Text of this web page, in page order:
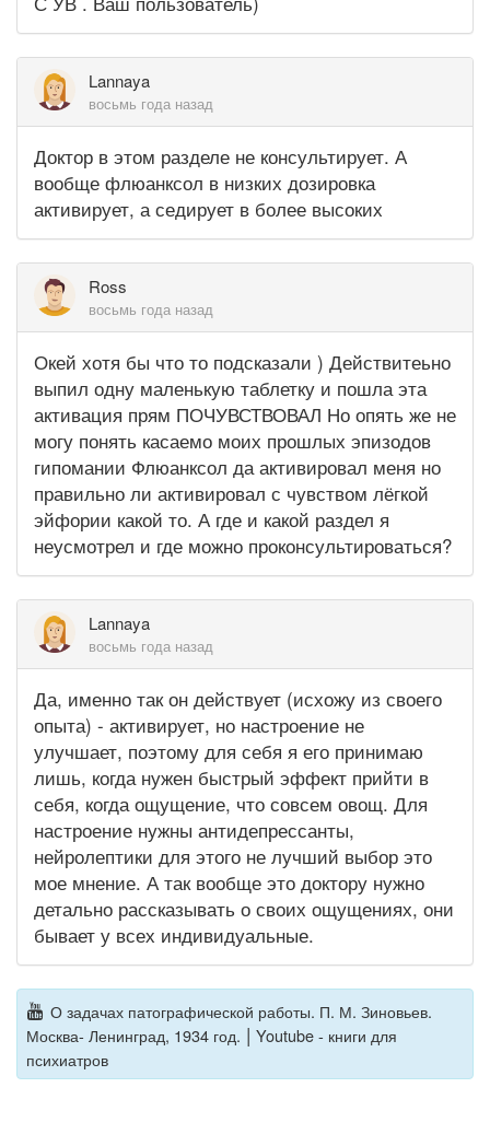
Lannaya
восьмь года назад
Доктор в этом разделе не консультирует. А
вообще флюанксол в низких дозировка
активирует, а седирует в более высоких
Ross
восьмь года назад
Окей хотя бы что то подсказали ) Действитеьно
выпил одну маленькую таблетку и пошла эта
активация прям ПОЧУВСТВОВАЛ Но опять же не
могу понять касаемо моих прошлых эпизодов
гипомании Флюанксол да активировал меня но
правильно ли активировал с чувством лёгкой
эйфории какой то. А где и какой раздел я
неусмотрел и где можно проконсультироваться?
Lannaya
восьмь года назад
Да, именно так он действует (исхожу из своего
опыта) - активирует, но настроение не
улучшает, поэтому для себя я его принимаю
лишь, когда нужен быстрый эффект прийти в
себя, когда ощущение, что совсем овощ. Для
настроение нужны антидепрессанты,
нейролептики для этого не лучший выбор это
мое мнение. А так вообще это доктору нужно
детально рассказывать о своих ощущениях, они
бывает у всех индивидуальные.
О задачах патографической работы. П. М. Зиновьев.
Москва- Ленинград, 1934 год. | Youtube - книги для
психиатров